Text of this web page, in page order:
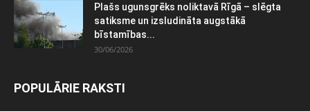
Plašs ugunsgrēks noliktavā Rīgā – slēgta
satiksme un izsludināta augstākā
bīstamības...
30/06/2026
POPULĀRIE RAKSTI